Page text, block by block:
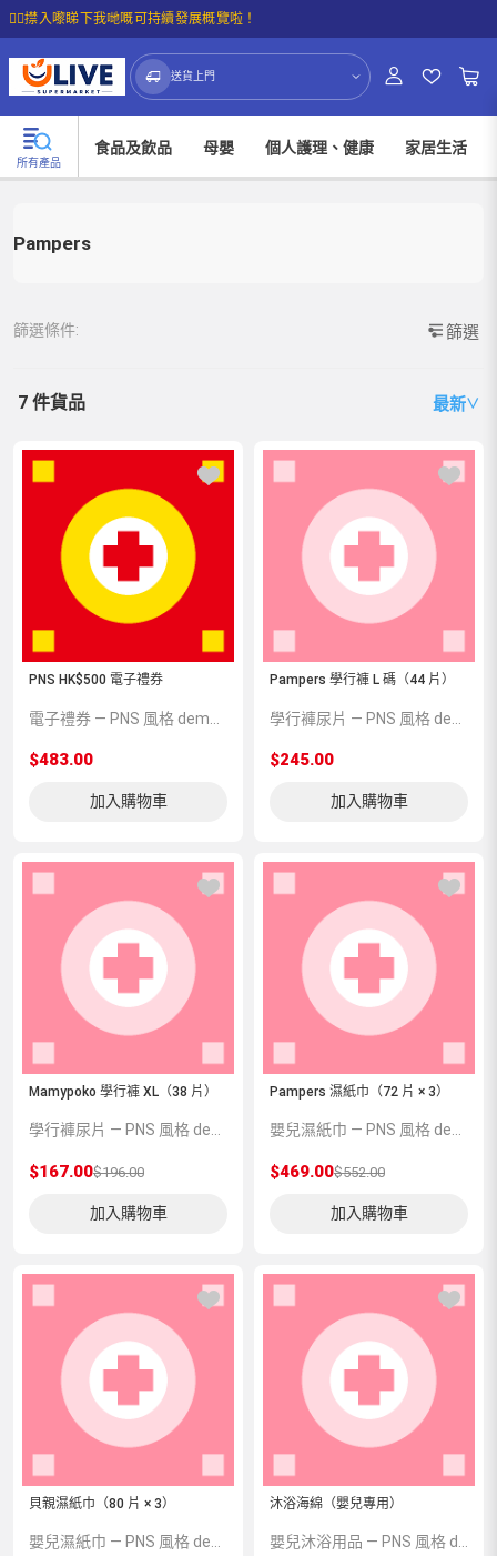
☝🏼㩒入嚟睇下我哋嘅可持續發展概覽啦！
送貨上門
所有產品
食品及飲品 母嬰 個人護理、健康 家居生活
Pampers
篩選條件: 篩選
7 件貨品 最新∨
PNS HK$500 電子禮券
$483.00
加入購物車
Pampers 學行褲 L 碼（44 片）
$245.00
加入購物車
Mamypoko 學行褲 XL（38 片）
學行褲尿片 — PNS 風格 demo 占位商品，方便首頁與分類頁版位演示，上線前由業務替換為真實 SKU。
$167.00$196.00
加入購物車
Pampers 濕紙巾（72 片 × 3）
嬰兒濕紙巾 — PNS 風格 demo 占位商品，方便首頁與分類頁版位演示，上線前由業務替換為真實 SKU。
$469.00$552.00
加入購物車
貝親濕紙巾（80 片 × 3） 沐浴海綿（嬰兒專用）